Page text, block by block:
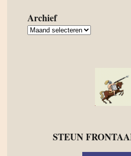
Archief
Archief
STEUN